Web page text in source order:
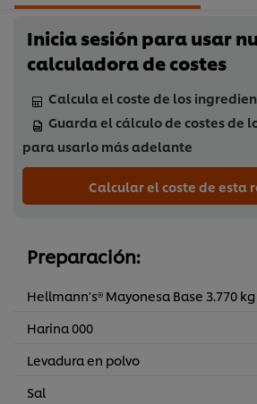
Inicia sesión para usar
calculadora de costes
Calcula el coste de los
Guarda el cálculo de costes de
para usarlo más adelante
Calcular el coste de esta
Preparación:
Hellmann's® Mayonesa Base 3.770 kg
Harina 000
Levadura en polvo
Sal